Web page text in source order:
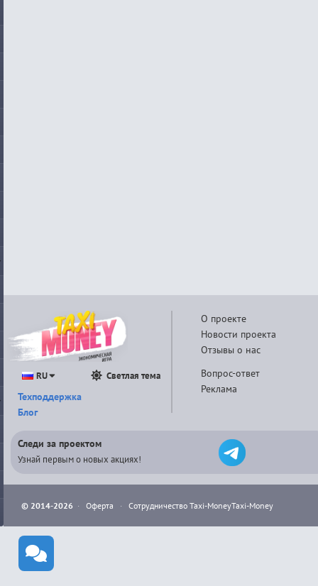
О проекте
Новости проекта
Отзывы о нас
Вопрос-ответ
Реклама
RU Светлая тема
Техподдержка
Блог
Следи за проектом
Узнай первым о новых акциях!
© 2014-2026 · Оферта · Сотрудничество Taxi-MoneyTaxi-Money